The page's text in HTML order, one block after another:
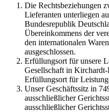
Die Rechtsbeziehungen
Lieferanten unterliegen
Bundesrepublik
Übereinkommens der
den internationalen
ausgeschlossen.
Erfüllungsort für unsere
Gesellschaft in
Erfüllungsort für
Unser Geschäftssitz in
ausschließlicher
ausschließlicher